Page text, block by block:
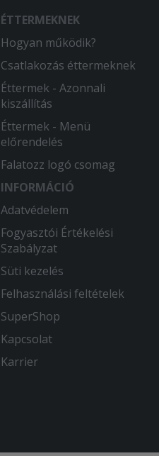
ÉTTERMEKNEK
Hogyan működik?
Csatlakozás éttermeknek
Éttermek - Azonnali
kiszállítás
Éttermek - Menü
előrendelés
Falatozz logó csomag
INFORMÁCIÓ
Adatvédelem
Fogyasztói Értékelési
Szabályzat
Süti kezelés
Felhasználási feltételek
SuperShop
Kapcsolat
Karrier